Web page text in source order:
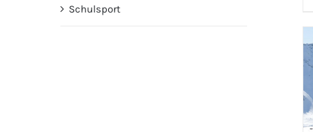
Schulsport